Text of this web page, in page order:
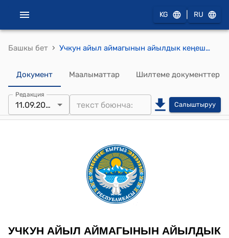
KG RU
Башкы бет › Учкун айыл аймагынын айылдык кеңешинин 2025-жылдын 11-сентябрындагы № 1 "Учкун айыл аймагында калктын тынчтыгын жана эс алуу убактысын камсыз кылуу тартиби жөнүндө Жобону бекитүү жөнүндө" Токтому
Документ Маалыматтар Шилтеме документтер
Редакция
11.09.2025 Салыштыруу